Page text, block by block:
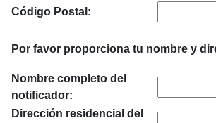
Código Postal:
Por favor proporciona tu nombre y
Nombre completo del
notificador:
Dirección residencial del